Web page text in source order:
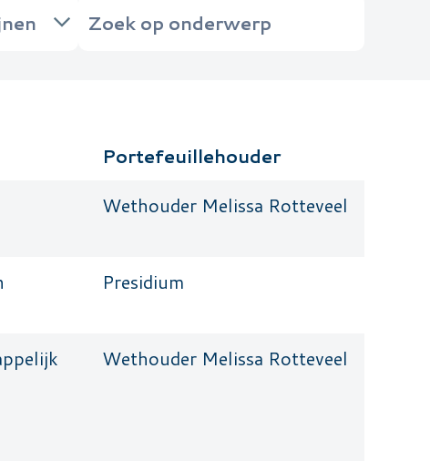
Portefeuillehouder
Wethouder Melissa Rotteveel
Presidium
Wethouder Melissa Rotteveel